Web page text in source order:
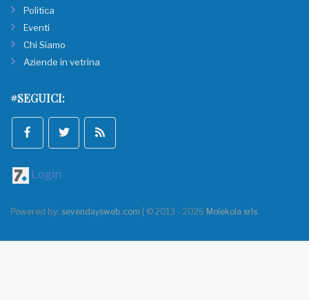
Politica
Eventi
Chi Siamo
Aziende in vetrina
#SEGUICI:
Login
Powered by: sevendaysweb.com | © 2013 - 2026 Molekola srls